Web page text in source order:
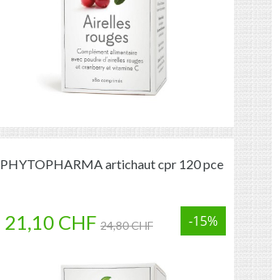
PHYTOPHARMA artichaut cpr 120 pce
21,10 CHF 24,80 CHF -15%